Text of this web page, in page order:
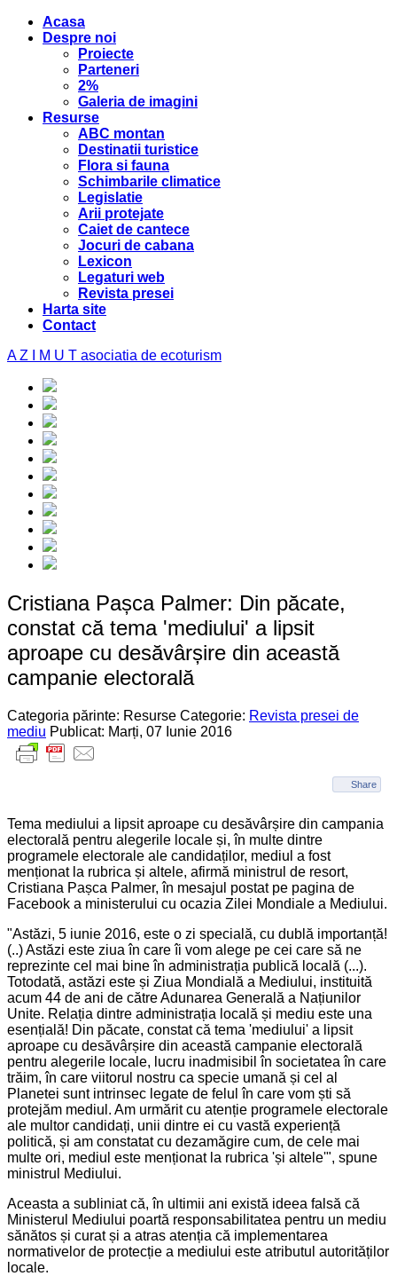
Acasa
Despre noi
Proiecte
Parteneri
2%
Galeria de imagini
Resurse
ABC montan
Destinatii turistice
Flora si fauna
Schimbarile climatice
Legislatie
Arii protejate
Caiet de cantece
Jocuri de cabana
Lexicon
Legaturi web
Revista presei
Harta site
Contact
A Z I M U T asociatia de ecoturism
Cristiana Pașca Palmer: Din păcate,
constat că tema 'mediului' a lipsit
aproape cu desăvârșire din această
campanie electorală
Categoria părinte: Resurse Categorie: Revista presei de
mediu Publicat: Marți, 07 Iunie 2016
Share
Tema mediului a lipsit aproape cu desăvârșire din campania
electorală pentru alegerile locale și, în multe dintre
programele electorale ale candidaților, mediul a fost
menționat la rubrica și altele, afirmă ministrul de resort,
Cristiana Pașca Palmer, în mesajul postat pe pagina de
Facebook a ministerului cu ocazia Zilei Mondiale a Mediului.
"Astăzi, 5 iunie 2016, este o zi specială, cu dublă importanță!
(..) Astăzi este ziua în care îi vom alege pe cei care să ne
reprezinte cel mai bine în administrația publică locală (...).
Totodată, astăzi este și Ziua Mondială a Mediului, instituită
acum 44 de ani de către Adunarea Generală a Națiunilor
Unite. Relația dintre administrația locală și mediu este una
esențială! Din păcate, constat că tema 'mediului' a lipsit
aproape cu desăvârșire din această campanie electorală
pentru alegerile locale, lucru inadmisibil în societatea în care
trăim, în care viitorul nostru ca specie umană și cel al
Planetei sunt intrinsec legate de felul în care vom ști să
protejăm mediul. Am urmărit cu atenție programele electorale
ale multor candidați, unii dintre ei cu vastă experiență
politică, și am constatat cu dezamăgire cum, de cele mai
multe ori, mediul este menționat la rubrica 'și altele'", spune
ministrul Mediului.
Aceasta a subliniat că, în ultimii ani există ideea falsă că
Ministerul Mediului poartă responsabilitatea pentru un mediu
sănătos și curat și a atras atenția că implementarea
normativelor de protecție a mediului este atributul autorităților
locale.